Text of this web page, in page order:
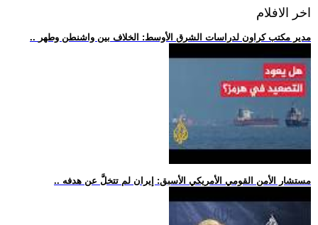
اخر الافلام
.. مدير مكتب كراون لدراسات الشرق الأوسط: الخلاف بين واشنطن وطهر
.. مستشار الأمن القومي الأمريكي الأسبق: إيران لم تتخلَّ عن هدفه